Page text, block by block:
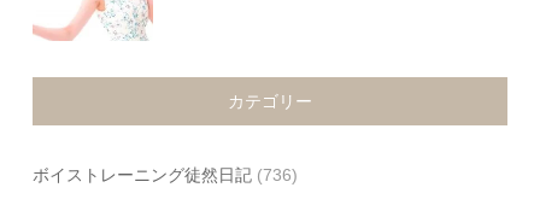
カテゴリー
ボイストレーニング徒然日記 (736)